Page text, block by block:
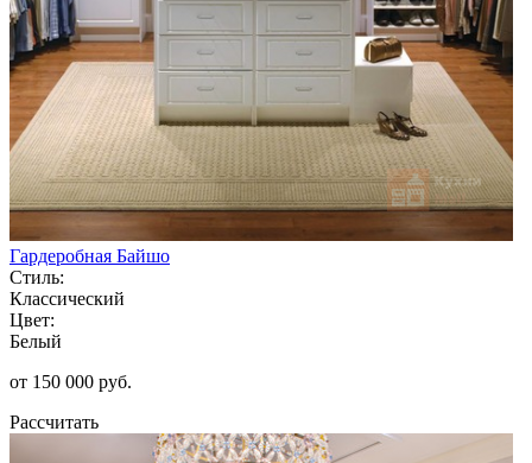
Гардеробная Байшо
Стиль:
Классический
Цвет:
Белый
от 150 000 руб.
Рассчитать